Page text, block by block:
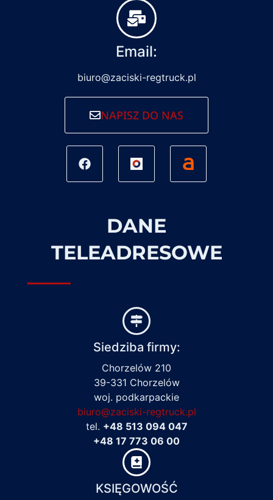
Email:
biuro@zaciski-regtruck.pl
NAPISZ DO NAS
DANE
TELEADRESOWE
Siedziba firmy:
Chorzelów 210
39-331 Chorzelów
woj. podkarpackie
biuro@zaciski-regtruck.pl
tel. +48 513 094 047
+48 17 773 06 00
KSIĘGOWOŚĆ